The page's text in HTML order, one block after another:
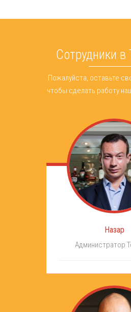
Сотрудники в
Пожалуйста, оставьте
чтобы сделать работу
Назар
Администратор